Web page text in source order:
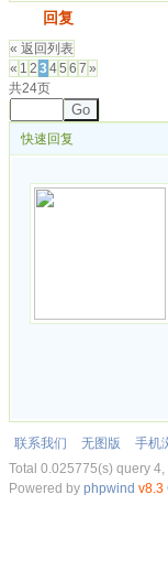
回复
« 返回列表
« 1 2 345 6 7 »
共24页
Go
快速回复
联系我们 无图版 手机
Total 0.025775(s) query
Powered by phpwind v8.3